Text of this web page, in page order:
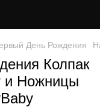
День Рождения
Колпак
и Ножницы